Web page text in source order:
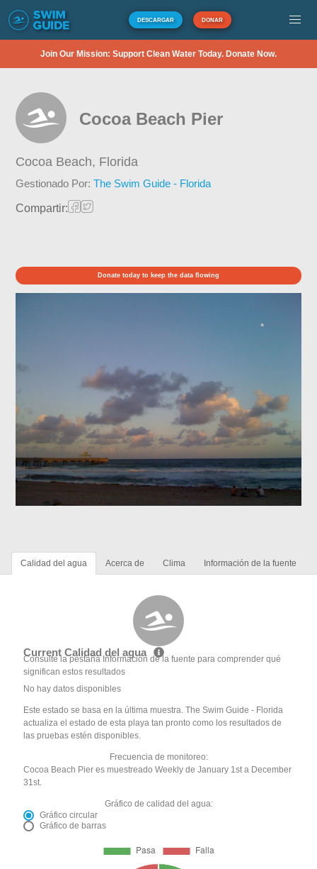
DESCARGAR DONAR
Join Our Mission: Support Clean Water Today. Donate Now.
Cocoa Beach Pier
Cocoa Beach, Florida
Gestionado Por:The Swim Guide - Florida
Compartir:
Donate today to keep the data flowing
Calidad del agua Acerca de Clima Información de la fuente
Current Calidad del agua
Consulte la pestaña Información de la fuente para comprender qué
significan estos resultados
No hay datos disponibles
Este estado se basa en la última muestra. The Swim Guide - Florida
actualiza el estado de esta playa tan pronto como los resultados de
las pruebas estén disponibles.
Frecuencia de monitoreo:
Cocoa Beach Pier es muestreado Weekly de January 1st a December
31st.
Gráfico de calidad del agua:
Gráfico circular
Gráfico de barras